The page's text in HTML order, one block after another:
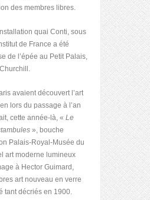
des membres libres.
quai Conti, sous
de France a été
de l’épée au Petit Palais,
avaient découvert l’art
lors du passage à l’an
cette année-là, « Le
», bouche
Palais-Royal-Musée du
art moderne lumineux
à Hector Guimard,
art nouveau en verre
tant décriés en 1900.